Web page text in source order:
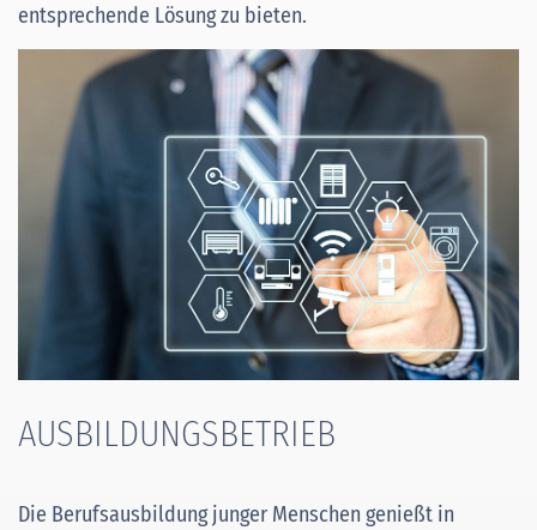
entsprechende Lösung zu bieten.
AUSBILDUNGSBETRIEB
Die Berufsausbildung junger Menschen genießt in